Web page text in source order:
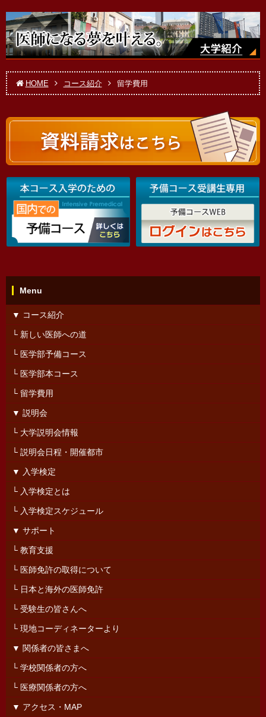
HOME コース紹介 留学費用
Menu
▼ コース紹介
└ 新しい医師への道
└ 医学部予備コース
└ 医学部本コース
└ 留学費用
▼ 説明会
└ 大学説明会情報
└ 説明会日程・開催都市
▼ 入学検定
└ 入学検定とは
└ 入学検定スケジュール
▼ サポート
└ 教育支援
└ 医師免許の取得について
└ 日本と海外の医師免許
└ 受験生の皆さんへ
└ 現地コーディネーターより
▼ 関係者の皆さまへ
└ 学校関係者の方へ
└ 医療関係者の方へ
▼ アクセス・MAP